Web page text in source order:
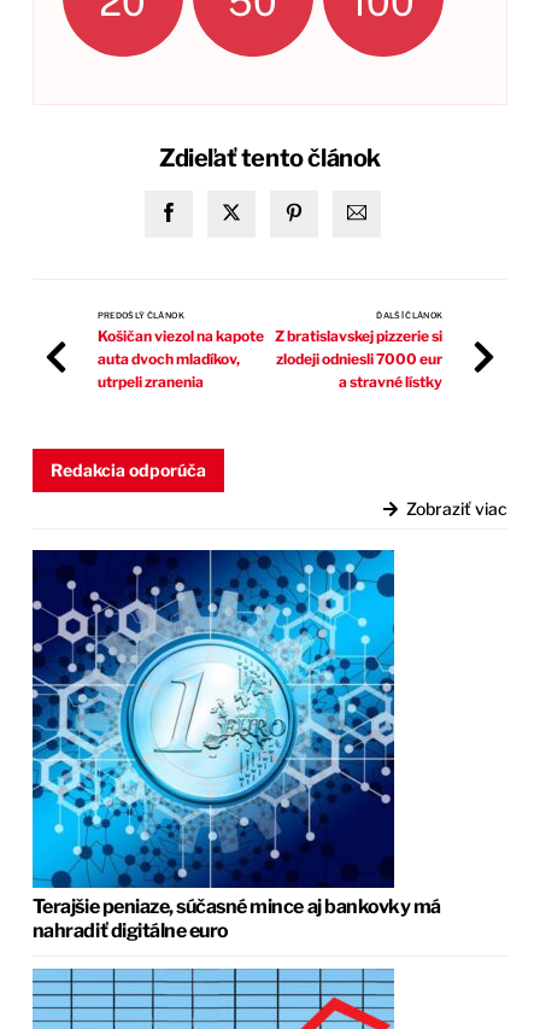
Zdieľať tento článok
PREDOŠLÝ ČLÁNOK
Košičan viezol na kapote
auta dvoch mladíkov,
utrpeli zranenia
ĎALŠÍ ČLÁNOK
Z bratislavskej pizzerie si
zlodeji odniesli 7000 eur
a stravné lístky
Redakcia odporúča
Zobraziť viac
Terajšie peniaze, súčasné mince aj bankovky má
nahradiť digitálne euro